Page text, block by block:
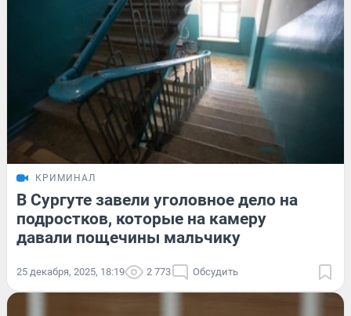
КРИМИНАЛ
В Сургуте завели уголовное дело на
подростков, которые на камеру
давали пощечины мальчику
25 декабря, 2025, 18:19 2 773 Обсудить